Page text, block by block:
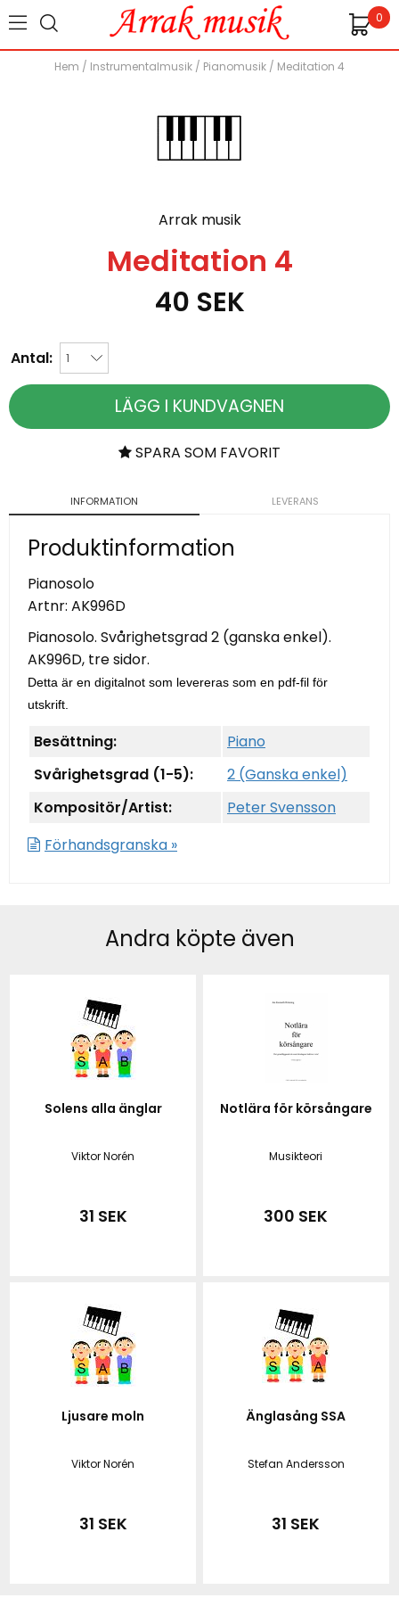
0
Hem / Instrumentalmusik / Pianomusik / Meditation 4
Arrak musik
Meditation 4
40 SEK
Antal:
LÄGG I KUNDVAGNEN
SPARA SOM FAVORIT
INFORMATION LEVERANS
Produktinformation
Pianosolo
Artnr: AK996D
Pianosolo. Svårighetsgrad 2 (ganska enkel).
AK996D, tre sidor.
Detta är en digitalnot som levereras som en pdf-fil för
utskrift.
Besättning:
Piano
Svårighetsgrad (1-5):
2 (Ganska enkel)
Kompositör/Artist:
Peter Svensson
Förhandsgranska »
Andra köpte även
Solens alla änglar
Viktor Norén
31 SEK
Notlära för körsångare
Musikteori
300 SEK
Ljusare moln
Viktor Norén
31 SEK
Änglasång SSA
Stefan Andersson
31 SEK